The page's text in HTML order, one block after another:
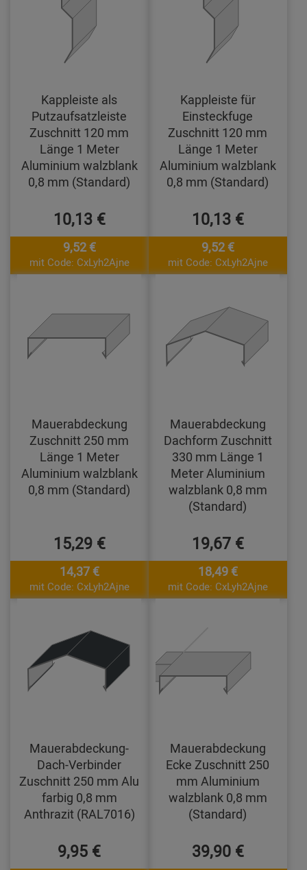
Kappleiste als
Putzaufsatzleiste
Zuschnitt 120 mm
Länge 1 Meter
Aluminium walzblank
0,8 mm (Standard)
10,13 €
9,52 €
mit Code: CxLyh2Ajne
Kappleiste für
Einsteckfuge
Zuschnitt 120 mm
Länge 1 Meter
Aluminium walzblank
0,8 mm (Standard)
10,13 €
9,52 €
mit Code: CxLyh2Ajne
Mauerabdeckung
Zuschnitt 250 mm
Länge 1 Meter
Aluminium walzblank
0,8 mm (Standard)
15,29 €
14,37 €
mit Code: CxLyh2Ajne
Mauerabdeckung
Dachform Zuschnitt
330 mm Länge 1
Meter Aluminium
walzblank 0,8 mm
(Standard)
19,67 €
18,49 €
mit Code: CxLyh2Ajne
Mauerabdeckung-
Dach-Verbinder
Zuschnitt 250 mm Alu
farbig 0,8 mm
Anthrazit (RAL7016)
9,95 €
Mauerabdeckung
Ecke Zuschnitt 250
mm Aluminium
walzblank 0,8 mm
(Standard)
39,90 €